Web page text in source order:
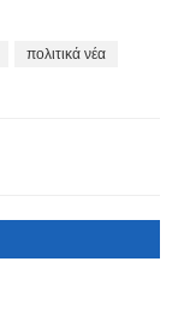
πολιτικά νέα